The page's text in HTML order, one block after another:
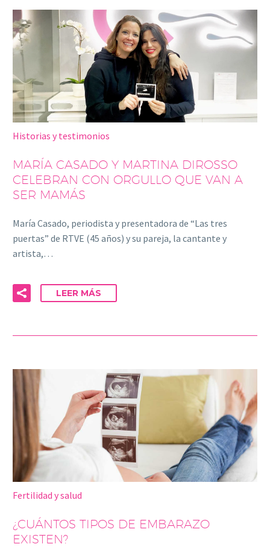
Historias y testimonios
MARÍA CASADO Y MARTINA DIROSSO
CELEBRAN CON ORGULLO QUE VAN A
SER MAMÁS
María Casado, periodista y presentadora de “Las tres
puertas” de RTVE (45 años) y su pareja, la cantante y
artista,…
LEER MÁS
Fertilidad y salud
¿CUÁNTOS TIPOS DE EMBARAZO
EXISTEN?